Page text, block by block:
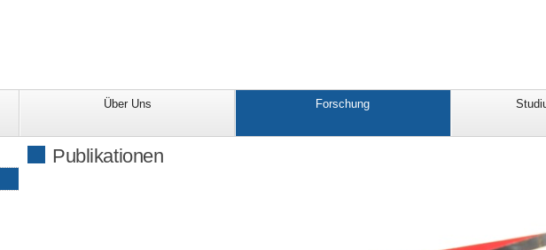
Über Uns Forschung
Publikationen